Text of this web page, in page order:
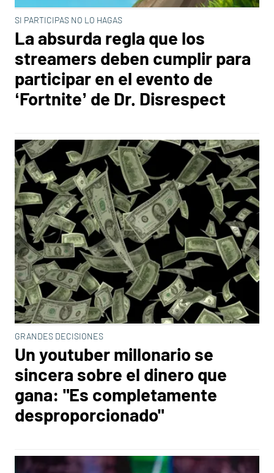
SI PARTICIPAS NO LO HAGAS
La absurda regla que los
streamers deben cumplir para
participar en el evento de
‘Fortnite’ de Dr. Disrespect
GRANDES DECISIONES
Un youtuber millonario se
sincera sobre el dinero que
gana: "Es completamente
desproporcionado"